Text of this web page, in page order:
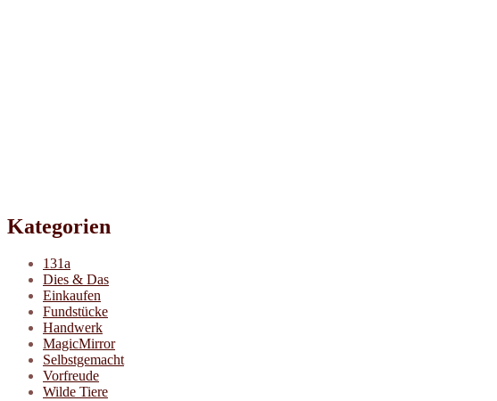
Kategorien
131a
Dies & Das
Einkaufen
Fundstücke
Handwerk
MagicMirror
Selbstgemacht
Vorfreude
Wilde Tiere